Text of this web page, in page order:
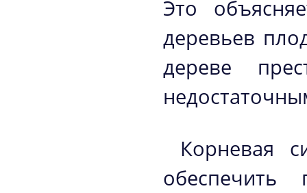
Это
деревьев
дереве
Корневая
обеспечить